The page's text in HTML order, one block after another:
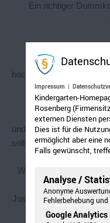
Ein richtiger
hochbegabte
und was meins ist,
sollst du die Finger von
Wichtige Mitteilung an
Es ist nicht nur ein
Jostein Gaarder: "Durch
Impressum |
Kindergarten-
Rosenberg
externen Diensten
Dies ist für die
ermöglicht aber eine
Falls gewünscht,
Analyse /
Anonyme
Fehlerbehebung
Google Analytics